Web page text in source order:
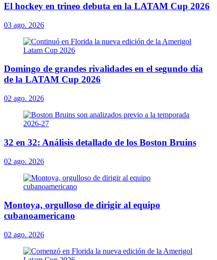
El hockey en trineo debuta en la LATAM Cup 2026
03 ago. 2026
Domingo de grandes rivalidades en el segundo día
de la LATAM Cup 2026
02 ago. 2026
32 en 32: Análisis detallado de los Boston Bruins
02 ago. 2026
Montoya, orgulloso de dirigir al equipo
cubanoamericano
02 ago. 2026